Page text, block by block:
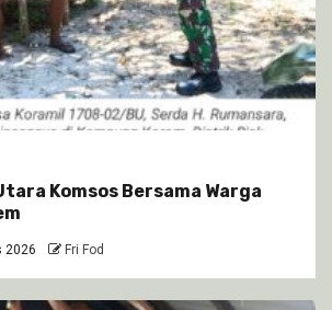
Komsos Bersama Warga
2026 Fri Fod